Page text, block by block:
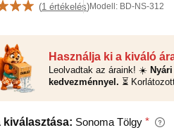
(1 értékelés)Modell: BD-NS-312
Használja ki a kiváló
Leolvadtak az áraink! ☀️
kedvezménnyel. ⏳
kiválasztása: Sonoma Tölgy